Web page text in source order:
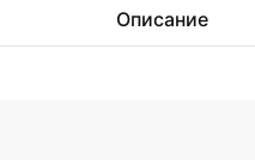
Описание